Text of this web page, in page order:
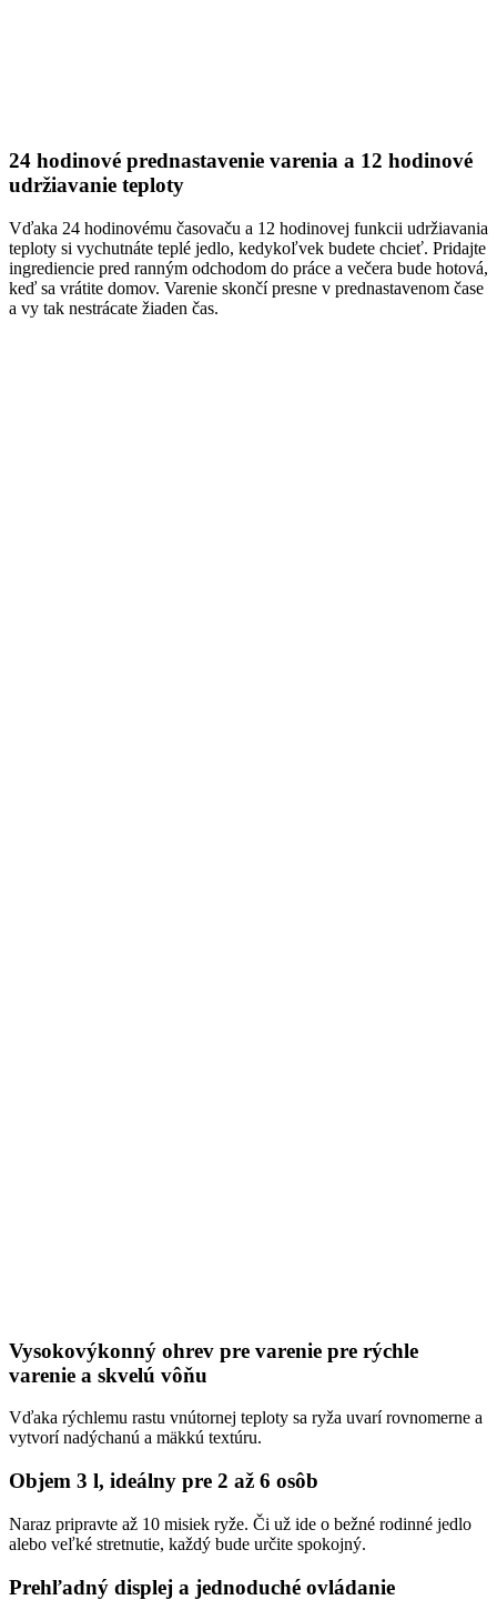
24 hodinové prednastavenie varenia a 12 hodinové
udržiavanie teploty
Vďaka 24 hodinovému časovaču a 12 hodinovej funkcii udržiavania
teploty si vychutnáte teplé jedlo, kedykoľvek budete chcieť. Pridajte
ingrediencie pred ranným odchodom do práce a večera bude hotová,
keď sa vrátite domov. Varenie skončí presne v prednastavenom čase
a vy tak nestrácate žiaden čas.
Vysokovýkonný ohrev pre varenie pre rýchle
varenie a skvelú vôňu
Vďaka rýchlemu rastu vnútornej teploty sa ryža uvarí rovnomerne a
vytvorí nadýchanú a mäkkú textúru.
Objem 3 l, ideálny pre 2 až 6 osôb
Naraz pripravte až 10 misiek ryže. Či už ide o bežné rodinné jedlo
alebo veľké stretnutie, každý bude určite spokojný.
Prehľadný displej a jednoduché ovládanie